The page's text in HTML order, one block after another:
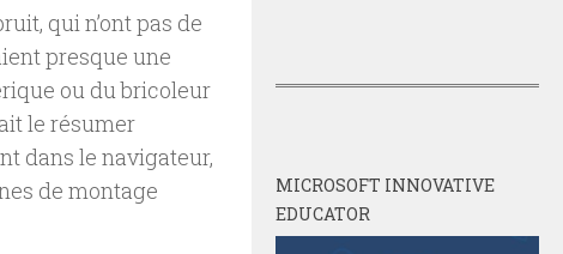
qui n’ont pas de
presque une
ou du bricoleur
le résumer
dans le navigateur,
de montage
MICROSOFT INNOVATIVE
EDUCATOR